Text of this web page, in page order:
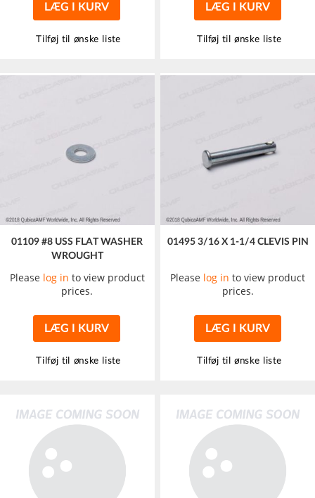
LÆG I KURV
Tilføj til ønske liste
LÆG I KURV
Tilføj til ønske liste
01109 #8 USS FLAT WASHER
WROUGHT
Please log in to view product
prices.
LÆG I KURV
Tilføj til ønske liste
01495 3/16 X 1-1/4 CLEVIS PIN
Please log in to view product
prices.
LÆG I KURV
Tilføj til ønske liste